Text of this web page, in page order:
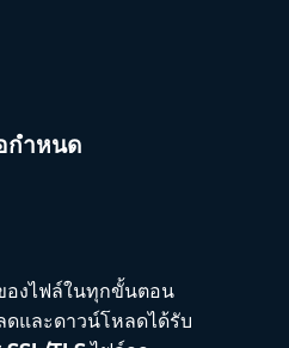
กำหนด
องไฟล์ในทุกขั้นตอน
และดาวน์โหลดได้รับ